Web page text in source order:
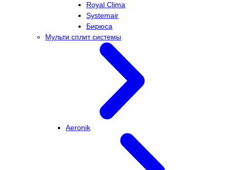
Royal Clima
Systemair
Бирюса
Мульти сплит системы
Aeronik